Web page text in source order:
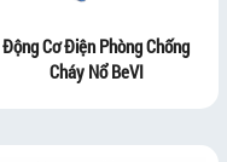
Động Cơ Điện Phòng Chống
Cháy Nổ BeVI